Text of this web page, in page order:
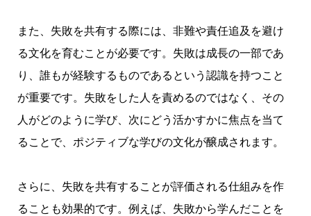
また、失敗を共有する際には、非難や責任追及を避け
る文化を育むことが必要です。失敗は成長の一部であ
り、誰もが経験するものであるという認識を持つこと
が重要です。失敗をした人を責めるのではなく、その
人がどのように学び、次にどう活かすかに焦点を当て
ることで、ポジティブな学びの文化が醸成されます。
さらに、失敗を共有することが評価される仕組みを作
ることも効果的です。例えば、失敗から学んだことを